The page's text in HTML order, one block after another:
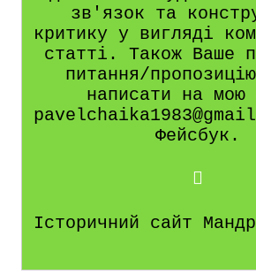
зв'язок та
критику у вигляді
статті. Також Ваше
питання/
написати на мою
Фейсбук.
Історичний сайт